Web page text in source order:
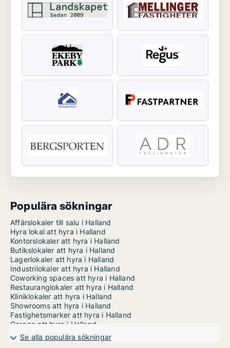
Populära sökningar
Affärslokaler till salu i Halland
Hyra lokal att hyra i Halland
Kontorslokaler att hyra i Halland
Butikslokaler att hyra i Halland
Lagerlokaler att hyra i Halland
Industrilokaler att hyra i Halland
Coworking spaces att hyra i Halland
Restauranglokaler att hyra i Halland
Kliniklokaler att hyra i Halland
Showrooms att hyra i Halland
Fastighetsmarker att hyra i Halland
Garage att hyra i Halland
Affärslokaler att hyra i Falkenberg
Affärslokaler att hyra i Halmstad
Se alla populära sökningar